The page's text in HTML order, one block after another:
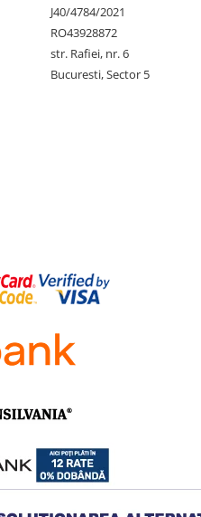
J40/4784/2021
RO43928872
str. Rafiei, nr. 6
Bucuresti, Sector 5